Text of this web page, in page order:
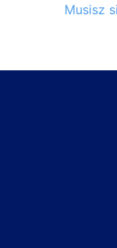
Musisz